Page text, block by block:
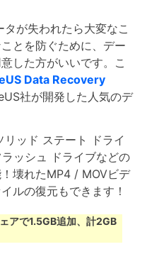
が失われたら大変なこ
とを防ぐために、デー
した方がいいです。こ
Data Recovery
社が開発した人気のデ
ッド ステート ドライ
ッシュ ドライブなどの
壊れたMP4 / MOVビデ
ルの復元もできます！
アで1.5GB追加、計2GB